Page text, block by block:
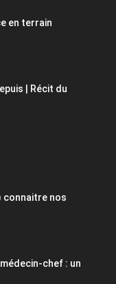
en terrain
| Récit du
connaitre nos
chef : un